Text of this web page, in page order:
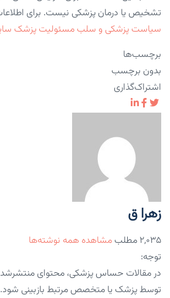
تشخیص یا درمان پزشکی نیست. برای
سیاست پزشکی و سلب مسئولیت پزشک
برچسب‌ها
بدون برچسب
اشتراک‌گذاری
زهرا ق
۲,۰۳۵ مطلب
مشاهده همه نوشته‌ها
توجه:
در مقالات حساس پزشکی، محتوای
توسط پزشک یا متخصص مرتبط بازبینی